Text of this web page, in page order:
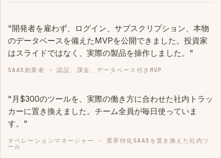
"開発者を雇わず、ログイン、サブスクリプション、本物
のデータベースを備えたMVPを公開できました。投資家
はスライドではなく、実際の製品を操作しました。"
SAAS創業者 · 認証、課金、データベース付きMVP
"月$300のツールを、実際の働き方に合わせた社内トラッ
カーに置き換えました。チーム全員が毎日使っていま
す。"
オペレーションマネージャー · 業界特化SAASを置き換えた社内ツ
ール